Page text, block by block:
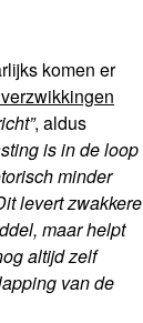
komen er
, aldus
is in de loop
minder
levert zwakkere
maar helpt
altijd zelf
van de